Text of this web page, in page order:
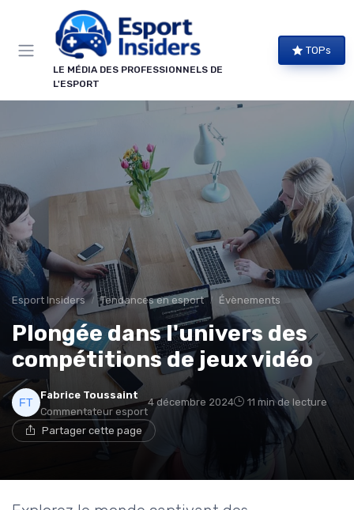
LE MÉDIA DES PROFESSIONNELS DE
L'ESPORT
TOPs
Esport Insiders Tendances en esport Évènements
Plongée dans l'univers des
compétitions de jeux vidéo
Fabrice Toussaint
Commentateur esport
4 décembre 2024 11 min de lecture
Partager cette page
Panneau de gestion des cookies